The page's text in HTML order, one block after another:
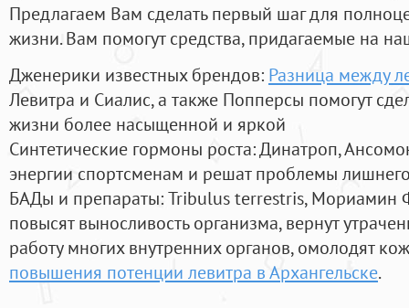
Предлагаем Вам сделать первый шаг для
жизни. Вам помогут средства, придагаемые на
Дженерики известных брендов: Разница между
Левитра и Сиалис, а также Попперсы помогут
жизни более насыщенной и яркой
Синтетические гормоны роста: Динатроп,
энергии спортсменам и решат проблемы
БАДы и препараты:Tribulus terrestris, Мориамин
повысят выносливость организма, вернут
работу многих внутренних органов, омолодят
повышения потенции левитра в Архангельске.